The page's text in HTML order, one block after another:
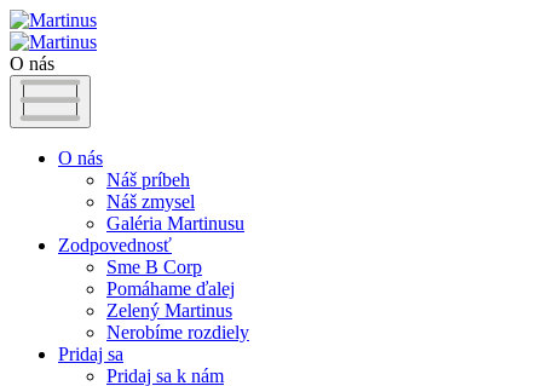
O nás
O nás
Náš príbeh
Náš zmysel
Galéria Martinusu
Zodpovednosť
Sme B Corp
Pomáhame ďalej
Zelený Martinus
Nerobíme rozdiely
Pridaj sa
Pridaj sa k nám